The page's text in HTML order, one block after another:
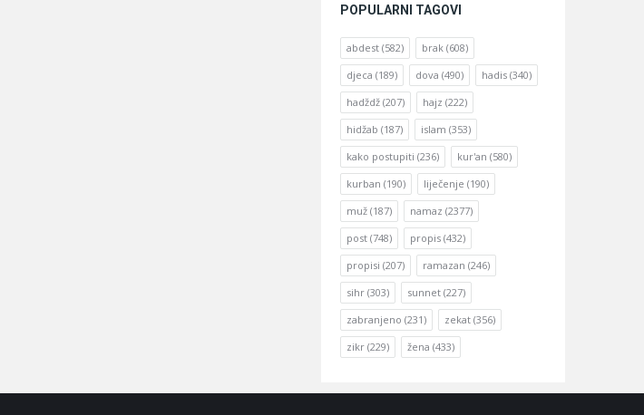
POPULARNI TAGOVI
abdest (582) brak (608)
djeca (189) dova (490) hadis (340)
hadždž (207) hajz (222)
hidžab (187) islam (353)
kako postupiti (236) kur'an (580)
kurban (190) liječenje (190)
muž (187) namaz (2377)
post (748) propis (432)
propisi (207) ramazan (246)
sihr (303) sunnet (227)
zabranjeno (231) zekat (356)
zikr (229) žena (433)